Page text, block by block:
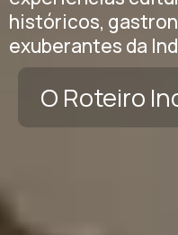
históricos,
exuberantes da
O Roteiro